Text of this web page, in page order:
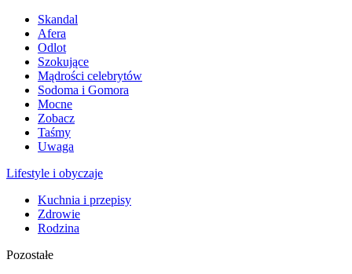
Skandal
Afera
Odlot
Szokujące
Mądrości celebrytów
Sodoma i Gomora
Mocne
Zobacz
Taśmy
Uwaga
Lifestyle i obyczaje
Kuchnia i przepisy
Zdrowie
Rodzina
Pozostałe